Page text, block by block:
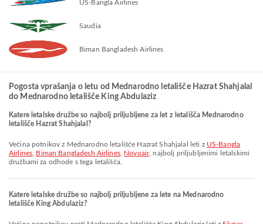
US-Bangla Airlines
Saudia
Biman Bangladesh Airlines
Pogosta vprašanja o letu od Mednarodno letališče Hazrat Shahjalal
do Mednarodno letališče King Abdulaziz
Katere letalske družbe so najbolj priljubljene za let z letališča Mednarodno
letališče Hazrat Shahjalal?
Večina potnikov z Mednarodno letališče Hazrat Shahjalal leti z US-Bangla
Airlines Biman Bangladesh Airlines, Novoair, najbolj priljubljenimi letalskimi
družbami za odhode s tega letališča.
Katere letalske družbe so najbolj priljubljene za lete na Mednarodno
letališče King Abdulaziz?